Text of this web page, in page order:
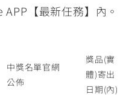
【最新任務】內。
中獎名單官網
公佈
獎品(實
體)寄出
日期(內)